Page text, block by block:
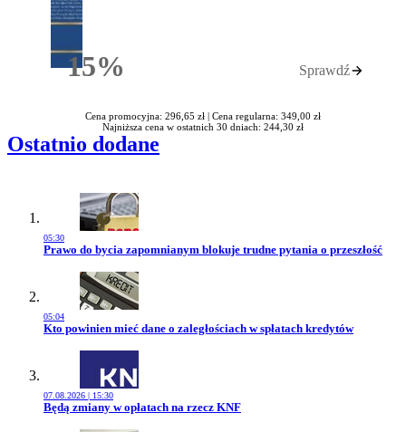
15%Rabatu Sprawdź
Cena promocyjna: 296,65 zł | Cena regularna: 349,00 zł
Najniższa cena w ostatnich 30 dniach: 244,30 zł
Ostatnio dodane
05:30
Przejdź do artykułu:
Prawo do bycia zapomnianym blokuje trudne pytania o przeszłość
05:04
Przejdź do artykułu:
Kto powinien mieć dane o zaległościach w spłatach kredytów
07.08.2026 | 15:30
Przejdź do artykułu:
Będą zmiany w opłatach na rzecz KNF